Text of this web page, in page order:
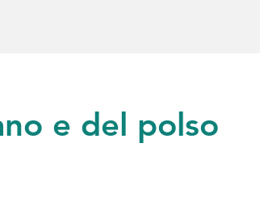
e del polso